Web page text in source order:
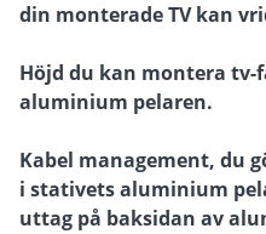
din monterade TV kan
Höjd du kan montera
aluminium pelaren.
Kabel management, du
i stativets aluminium
uttag på baksidan av